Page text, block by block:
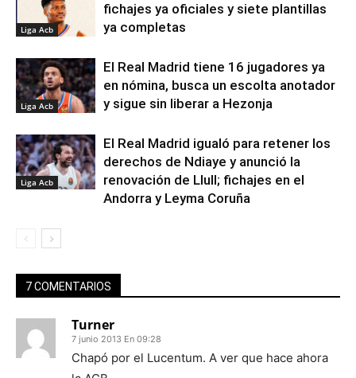
Liga Acb
fichajes ya oficiales y siete plantillas
ya completas
Liga Acb
El Real Madrid tiene 16 jugadores ya
en nómina, busca un escolta anotador
y sigue sin liberar a Hezonja
Liga Acb
El Real Madrid igualó para retener los
derechos de Ndiaye y anunció la
renovación de Llull; fichajes en el
Andorra y Leyma Coruña
7 COMENTARIOS
Turner
7 junio 2013 En 09:28
Chapó por el Lucentum. A ver que hace ahora